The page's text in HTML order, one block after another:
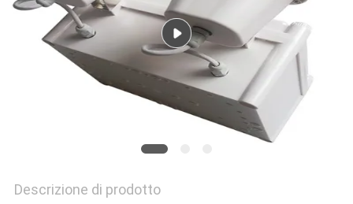
Descrizione di prodotto